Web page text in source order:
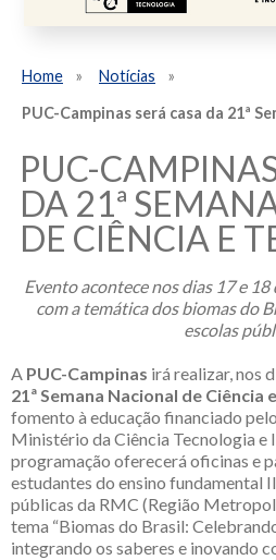
Home
Notícias
PUC-Campinas será casa da 21ª
PUC-
DA 21ª
DE CIÊNCIA E
Evento acontece nos dias 17 e
com a temática dos biomas do
escolas
A PUC-Campinas irá realizar, nos
21ª Semana Nacional de Ciência
fomento à educação financiado
Ministério da Ciência Tecnologia e
programação oferecerá oficinas e
estudantes do ensino fundamental
públicas da RMC (Região
tema “Biomas do Brasil:
integrando os saberes e inovando